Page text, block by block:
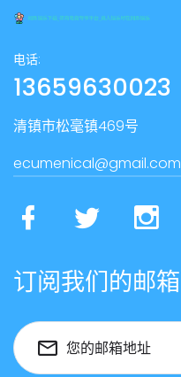
电话:
13659630023
清镇市松毫镇469号
ecumenical@gmail.com
订阅我们的邮箱
您的邮箱地址